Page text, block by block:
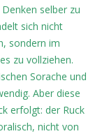
selber zu
sich nicht
sondern im
zu vollziehen.
Sorache und
Aber diese
erfolgt: der Ruck
nicht von